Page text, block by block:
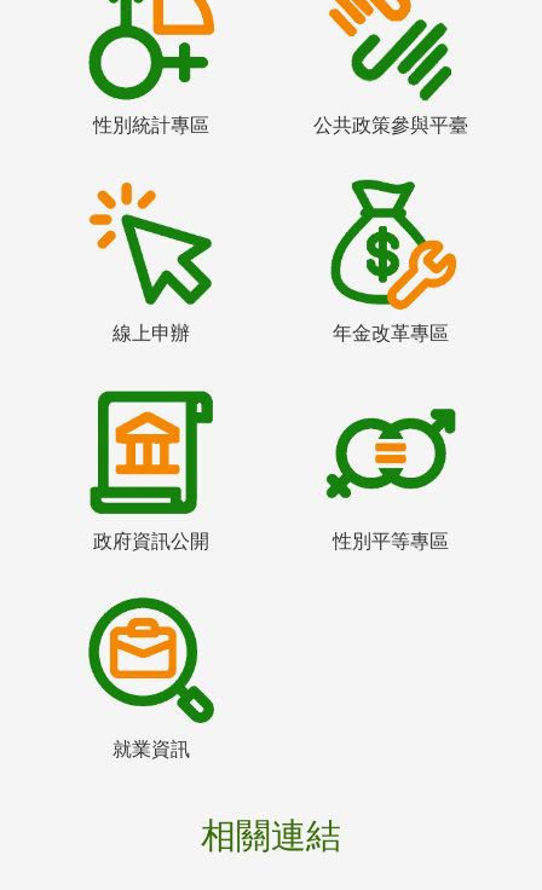
性別統計專區 公共政策參與平臺
線上申辦 年金改革專區
政府資訊公開 性別平等專區
就業資訊
相關連結